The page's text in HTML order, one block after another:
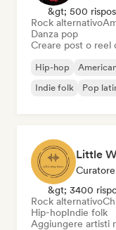
&gt; 500
Rock alternativo
Danza pop
Creare post o reel
Hip-hop
Indie folk
Pop
Little
&gt; 3400
Rock alternativo
Hip-hopIndie folk
Aggiungere artisti